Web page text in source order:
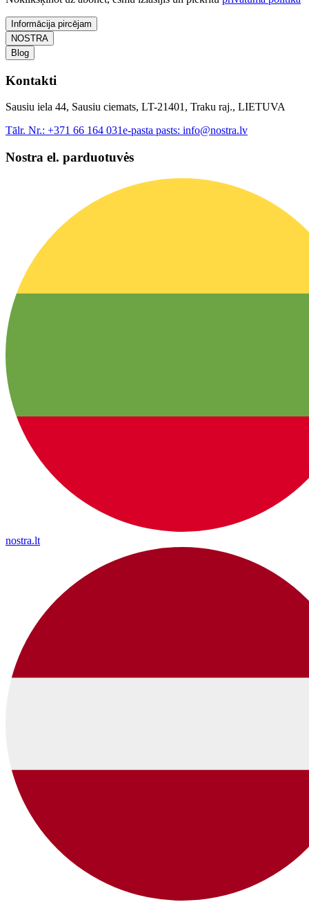
Informācija pircējam
NOSTRA
Blog
Kontakti
Sausiu iela 44, Sausiu ciemats, LT-21401, Traku raj., LIETUVA
Tālr. Nr.: +371 66 164 031e-pasta pasts: info@nostra.lv
Nostra el. parduotuvės
nostra.lt